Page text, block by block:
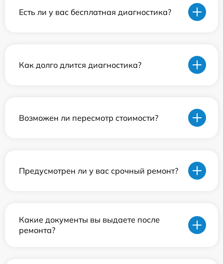
Есть ли у вас бесплатная диагностика?
Как долго длится диагностика?
Возможен ли пересмотр стоимости?
Предусмотрен ли у вас срочный ремонт?
Какие документы вы выдаете после
ремонта?